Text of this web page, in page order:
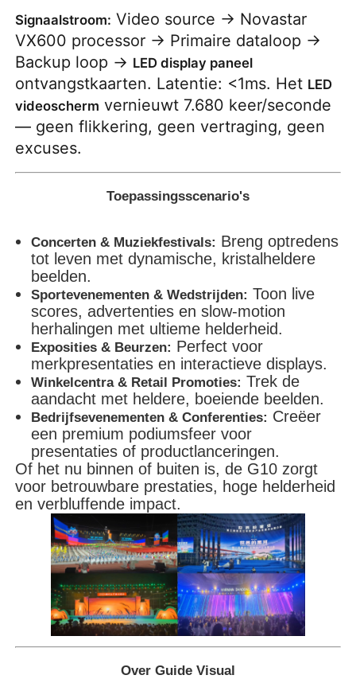
Signaalstroom: Video source → Novastar
VX600 processor → Primaire dataloop →
Backup loop → LED display paneel
ontvangstkaarten. Latentie: <1ms. Het LED
videoscherm vernieuwt 7.680 keer/seconde
— geen flikkering, geen vertraging, geen
excuses.
Toepassingsscenario's
Concerten & Muziekfestivals: Breng optredens
tot leven met dynamische, kristalheldere
beelden.
Sportevenementen & Wedstrijden: Toon live
scores, advertenties en slow-motion
herhalingen met ultieme helderheid.
Exposities & Beurzen: Perfect voor
merkpresentaties en interactieve displays.
Winkelcentra & Retail Promoties: Trek de
aandacht met heldere, boeiende beelden.
Bedrijfsevenementen & Conferenties: Creëer
een premium podiumsfeer voor
presentaties of productlanceringen.
Of het nu binnen of buiten is, de G10 zorgt
voor betrouwbare prestaties, hoge helderheid
en verbluffende impact.
Over Guide Visual